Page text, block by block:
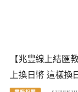
【兆豐線上結匯
上換日幣 這樣換